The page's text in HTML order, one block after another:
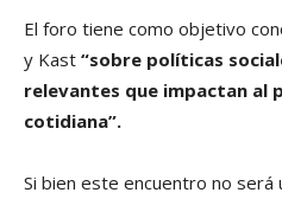
El foro tiene como objetivo
y Kast “sobre políticas
relevantes que impactan al
cotidiana”.
Si bien este encuentro no